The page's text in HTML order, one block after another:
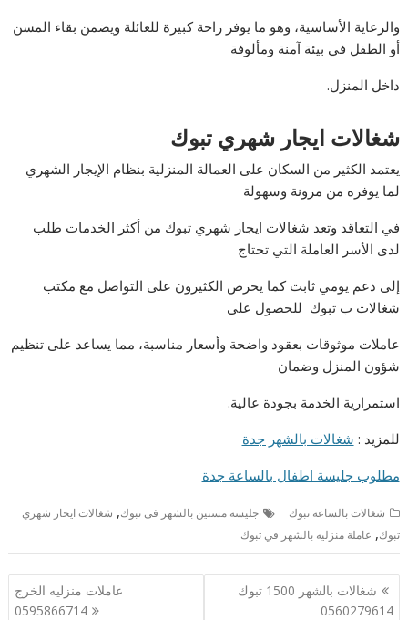
والرعاية الأساسية، وهو ما يوفر راحة كبيرة للعائلة ويضمن بقاء المسن
أو الطفل في بيئة آمنة ومألوفة
داخل المنزل.
شغالات ايجار شهري تبوك
يعتمد الكثير من السكان على العمالة المنزلية بنظام الإيجار الشهري
لما يوفره من مرونة وسهولة
في التعاقد وتعد شغالات ايجار شهري تبوك من أكثر الخدمات طلب
لدى الأسر العاملة التي تحتاج
إلى دعم يومي ثابت كما يحرص الكثيرون على التواصل مع مكتب
شغالات ب تبوك للحصول على
عاملات موثوقات بعقود واضحة وأسعار مناسبة، مما يساعد على تنظيم
شؤون المنزل وضمان
استمرارية الخدمة بجودة عالية.
للمزيد : شغالات بالشهر جدة
مطلوب جليسة اطفال بالساعة جدة
شغالات بالساعة تبوك جليسه مسنين بالشهر فى تبوك, شغالات ايجار شهري
تبوك, عاملة منزليه بالشهر في تبوك
تصفّح
المقالات
شغالات بالشهر 1500 تبوك
0560279614
عاملات منزليه الخرج
0595866714